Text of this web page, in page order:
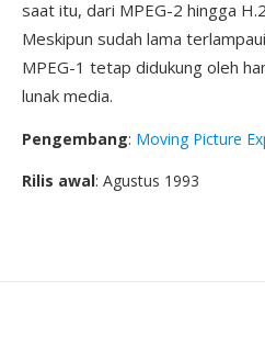
saat itu, dari MPEG-2 hingga
Meskipun sudah lama
MPEG-1 tetap didukung oleh
lunak media.
Pengembang: Moving Picture
Rilis awal: Agustus 1993